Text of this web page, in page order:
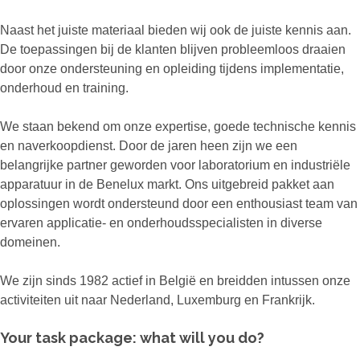
Naast het juiste materiaal bieden wij ook de juiste kennis aan.
De toepassingen bij de klanten blijven probleemloos draaien
door onze ondersteuning en opleiding tijdens implementatie,
onderhoud en training.
We staan bekend om onze expertise, goede technische kennis
en naverkoopdienst. Door de jaren heen zijn we een
belangrijke partner geworden voor laboratorium en industriële
apparatuur in de Benelux markt. Ons uitgebreid pakket aan
oplossingen wordt ondersteund door een enthousiast team van
ervaren applicatie- en onderhoudsspecialisten in diverse
domeinen.
We zijn sinds 1982 actief in België en breidden intussen onze
activiteiten uit naar Nederland, Luxemburg en Frankrijk.
Your task package: what will you do?